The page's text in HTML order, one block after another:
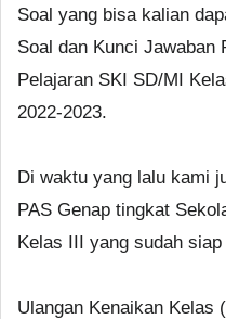
Soal yang bisa kalian
Soal dan Kunci Jawaban
Pelajaran SKI SD/MI
2022-2023.
Di waktu yang lalu kami
PAS Genap tingkat
Kelas III yang sudah
Ulangan Kenaikan Kelas